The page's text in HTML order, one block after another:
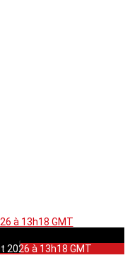
à 13h18 GMT
2026 à 13h18 GMT